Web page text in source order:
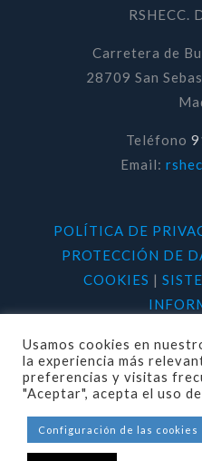
RSHECC.
Carretera de
28709 San
Teléfono
Email:
POLÍTICA DE
PROTECCIÓN DE
COOKIES |
© 2020 RSHECC.
Usamos cookies en
la experiencia más
preferencias y visitas
"Aceptar", acepta el uso
Configuración de las cookies